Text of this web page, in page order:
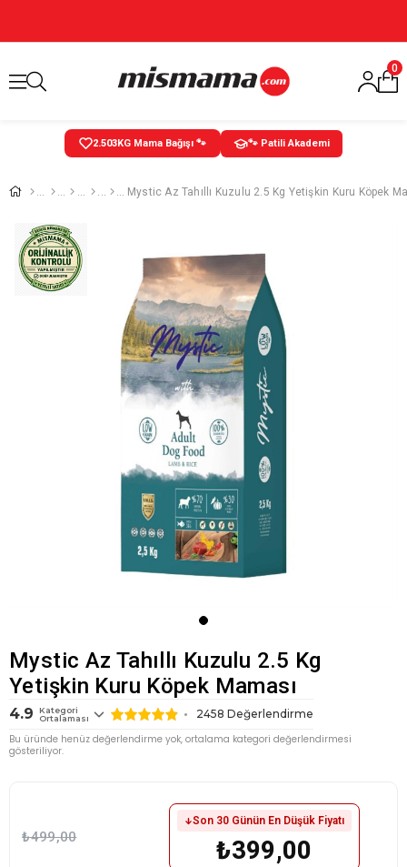
0
2.503KG Mama Bağışı 🐾 🐾 Patili Akademi
Mystic Az Tahıllı Kuzulu 2.5 Kg Yetişkin Kuru Köpek
Mystic Az Tahıllı Kuzulu 2.5 Kg
Yetişkin Kuru Köpek Maması
4.9
Kategori
Ortalaması
2458 Değerlendirme
Bu üründe henüz değerlendirme yok, ortalama kategori değerlendirmesi
gösteriliyor.
₺499,00
Son 30 Günün En Düşük Fiyatı
₺399,00